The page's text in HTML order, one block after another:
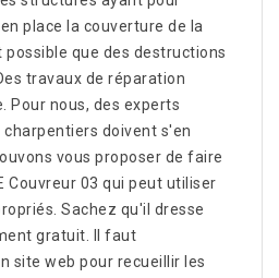
place la couverture de la
que des destructions
travaux de réparation
Pour nous, des experts
doivent s'en
vous proposer de faire
Couvreur 03 qui peut utiliser
Sachez qu'il dresse
gratuit. Il faut
site web pour recueillir les